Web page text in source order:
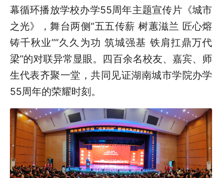
幕循环播放学校办学55周年主题宣传片《城市
之光》，舞台两侧“五五传薪 树蕙滋兰 匠心熔
铸千秋业”“久久为功 筑城强基 铁肩扛鼎万代
梁”的对联异常显眼。四百余名校友、嘉宾、师
生代表齐聚一堂，共同见证湖南城市学院办学
55周年的荣耀时刻。